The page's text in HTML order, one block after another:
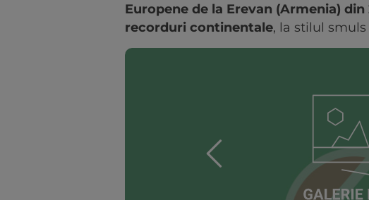
Europene de la Erevan (Armenia) din
recorduri continentale, la stilul smuls